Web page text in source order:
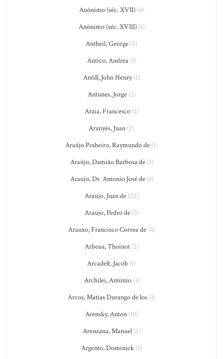
Anônimo (séc. XVII)(6)
Anônimo (séc. XVIII)(1)
Antheil, George (2)
Antico, Andrea(1)
Antill, John Henry(1)
Antunes, Jorge(2)
Araia, Francesco (1)
Aranyés, Juan (2)
Araújo Pinheiro, Raymundo de (1)
Araújo, Damião Barbosa de(1)
Araujo, Dr. Antonio José de(1)
Araujo, Juan de(22)
Araujo, Pedro de(3)
Arauxo, Francisco Correa de(4)
Arbeau, Thoinot(2)
Arcadelt, Jacob (1)
Archilei, Antonio(1)
Arcos, Matías Durango de los (1)
Arensky, Anton(10)
Arenzana, Manuel(2)
Argento, Dominick (1)